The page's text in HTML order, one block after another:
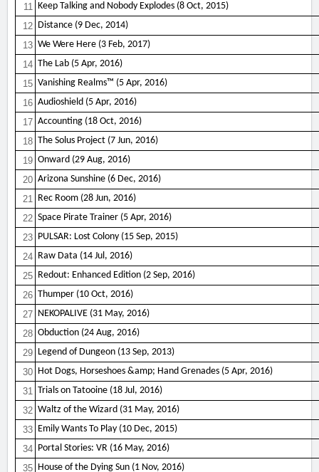
11 Keep Talking and Nobody Explodes (8 Oct, 2015)
12 Distance (9 Dec, 2014)
13 We Were Here (3 Feb, 2017)
14 The Lab (5 Apr, 2016)
15 Vanishing Realms™ (5 Apr, 2016)
16 Audioshield (5 Apr, 2016)
17 Accounting (18 Oct, 2016)
18 The Solus Project (7 Jun, 2016)
19 Onward (29 Aug, 2016)
20 Arizona Sunshine (6 Dec, 2016)
21 Rec Room (28 Jun, 2016)
22 Space Pirate Trainer (5 Apr, 2016)
23 PULSAR: Lost Colony (15 Sep, 2015)
24 Raw Data (14 Jul, 2016)
25 Redout: Enhanced Edition (2 Sep, 2016)
26 Thumper (10 Oct, 2016)
27 NEKOPALIVE (31 May, 2016)
28 Obduction (24 Aug, 2016)
29 Legend of Dungeon (13 Sep, 2013)
30 Hot Dogs, Horseshoes &amp; Hand Grenades (5 Apr, 2016)
31 Trials on Tatooine (18 Jul, 2016)
32 Waltz of the Wizard (31 May, 2016)
33 Emily Wants To Play (10 Dec, 2015)
34 Portal Stories: VR (16 May, 2016)
35 House of the Dying Sun (1 Nov, 2016)